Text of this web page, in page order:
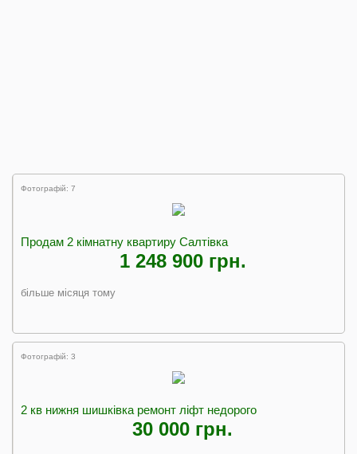
Фотографій: 7
Продам 2 кімнатну квартиру Салтівка
1 248 900 грн.
більше місяця тому
Фотографій: 3
2 кв нижня шишківка ремонт ліфт недорого
30 000 грн.